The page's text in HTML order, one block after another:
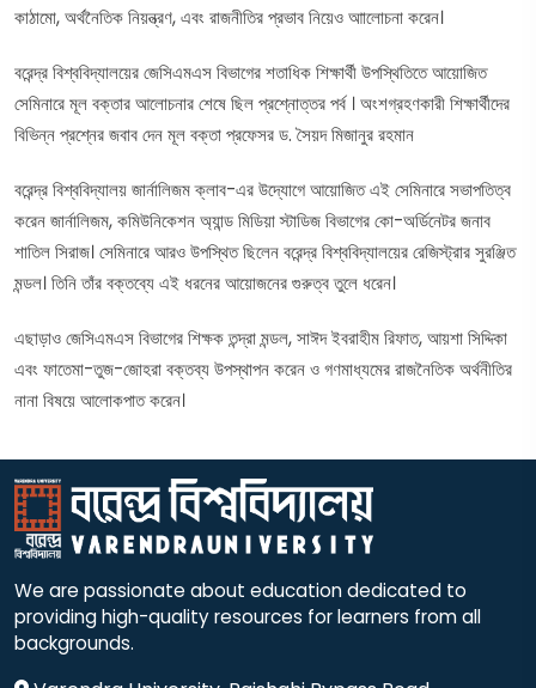
কাঠামো, অর্থনৈতিক নিয়ন্ত্রণ, এবং রাজনীতির প্রভাব নিয়েও আালোচনা করেন।
বরেন্দ্র বিশ্ববিদ্যালয়ের জেসিএমএস বিভাগের শতাধিক শিক্ষার্থী উপস্থিতিতে আয়োজিত
সেমিনারে মূল বক্তার আলোচনার শেষে ছিল প্রশ্নোত্তর পর্ব । অংশগ্রহণকারী শিক্ষার্থীদের
বিভিন্ন প্রশ্নের জবাব দেন মূল বক্তা প্রফেসর ড. সৈয়দ মিজানুর রহমান
বরেন্দ্র বিশ্ববিদ্যালয় জার্নালিজম ক্লাব-এর উদ্যোগে আয়োজিত এই সেমিনারে সভাপতিত্ব
করেন জার্নালিজম, কমিউনিকেশন অ্যান্ড মিডিয়া স্টাডিজ বিভাগের কো-অর্ডিনেটর জনাব
শাতিল সিরাজ। সেমিনারে আরও উপস্থিত ছিলেন বরেন্দ্র বিশ্ববিদ্যালয়ের রেজিস্ট্রার সুরঞ্জিত
মন্ডল। তিনি তাঁর বক্তব্যে এই ধরনের আয়োজনের গুরুত্ব তুলে ধরেন।
এছাড়াও জেসিএমএস বিভাগের শিক্ষক তন্দ্রা মন্ডল, সাঈদ ইবরাহীম রিফাত, আয়শা সিদ্দিকা
এবং ফাতেমা-তুজ-জোহরা বক্তব্য উপস্থাপন করেন ও গণমাধ্যমের রাজনৈতিক অর্থনীতির
নানা বিষয়ে আলোকপাত করেন।
We are passionate about education dedicated to
providing high-quality resources for learners from all
backgrounds.